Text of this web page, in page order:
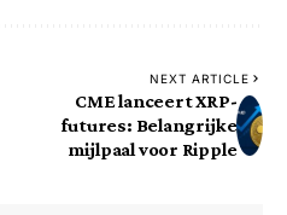
NEXT ARTICLE
CME lanceert XRP-
futures: Belangrijke
mijlpaal voor Ripple